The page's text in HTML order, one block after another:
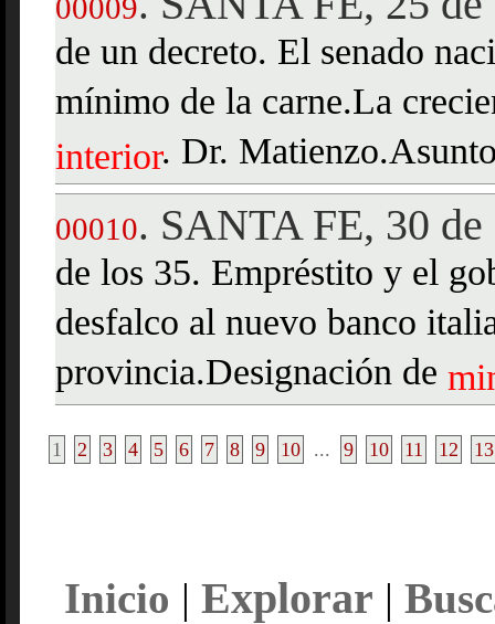
00009
de un decreto. El senado
mínimo de la carne.La
interior. Dr.
00010. SANTA FE, 30
de los 35. Empréstito y el
desfalco al nuevo banco
provincia.Designación de
1 2 3 4 5 6 7 8 9 10 ... 9 10 11 12 13
Inicio | Explorar |